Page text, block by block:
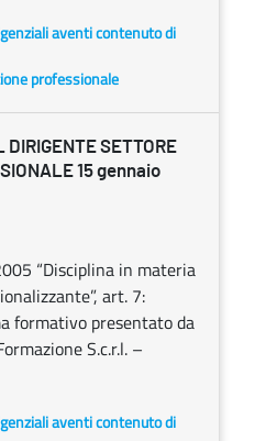
aventi contenuto di
professionale
DIRIGENTE SETTORE
15 gennaio
“Disciplina in materia
art. 7:
formativo presentato da
S.c.r.l. –
aventi contenuto di